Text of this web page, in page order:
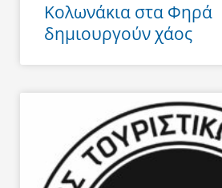
Κολωνάκια στα Φηρά
δημιουργούν χάος